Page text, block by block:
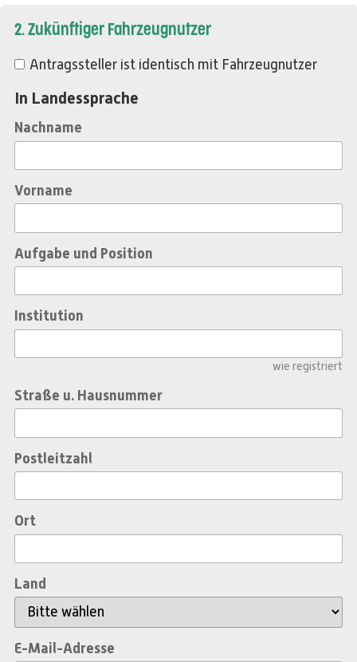
2. Zukünftiger Fahrzeugnutzer
Antragssteller ist identisch mit Fahrzeugnutzer
In Landessprache
Nachname
Vorname
Aufgabe und Position
Institution
wie registriert
Straße u. Hausnummer
Postleitzahl
Ort
Land
E-Mail-Adresse